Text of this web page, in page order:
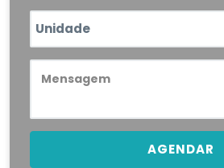
AGENDAR